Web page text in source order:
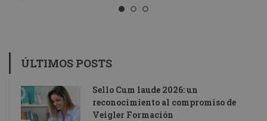
ÚLTIMOS POSTS
Sello Cum laude 2026: un
reconocimiento al compromiso de
Veigler Formación